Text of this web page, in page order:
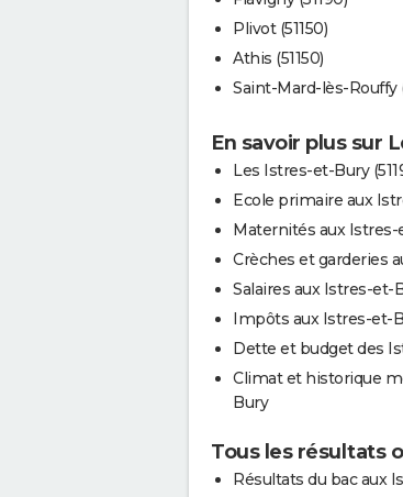
Plivot (51150)
Athis (51150)
Saint-Mard-lès-Rouffy
En savoir plus sur
Les Istres-et-Bury
Ecole primaire aux
Maternités aux
Crèches et garderies
Salaires aux Istres-et-
Impôts aux Istres-et-
Dette et budget des
Climat et historique
Bury
Tous les résultats
Résultats du bac aux